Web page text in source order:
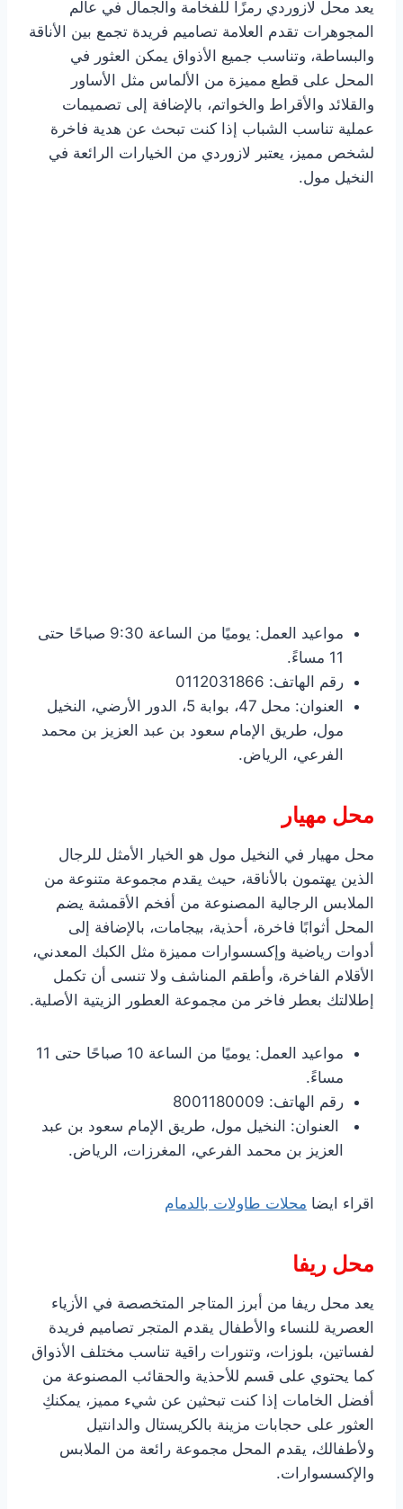
يعد محل لازوردي رمزًا للفخامة والجمال في عالم
المجوهرات تقدم العلامة تصاميم فريدة تجمع بين الأناقة
والبساطة، وتناسب جميع الأذواق يمكن العثور في
المحل على قطع مميزة من الألماس مثل الأساور
والقلائد والأقراط والخواتم، بالإضافة إلى تصميمات
عملية تناسب الشباب إذا كنت تبحث عن هدية فاخرة
لشخص مميز، يعتبر لازوردي من الخيارات الرائعة في
النخيل مول.
مواعيد العمل: يوميًا من الساعة 9:30 صباحًا حتى
11 مساءً.
رقم الهاتف: 0112031866
العنوان: محل 47، بوابة 5، الدور الأرضي، النخيل
مول، طريق الإمام سعود بن عبد العزيز بن محمد
الفرعي، الرياض.
محل مهيار
محل مهيار في النخيل مول هو الخيار الأمثل للرجال
الذين يهتمون بالأناقة، حيث يقدم مجموعة متنوعة من
الملابس الرجالية المصنوعة من أفخم الأقمشة يضم
المحل أثوابًا فاخرة، أحذية، بيجامات، بالإضافة إلى
أدوات رياضية وإكسسوارات مميزة مثل الكبك المعدني،
الأقلام الفاخرة، وأطقم المناشف ولا تنسى أن تكمل
إطلالتك بعطر فاخر من مجموعة العطور الزيتية الأصلية.
مواعيد العمل: يوميًا من الساعة 10 صباحًا حتى 11
مساءً.
رقم الهاتف: 8001180009
العنوان: النخيل مول، طريق الإمام سعود بن عبد
العزيز بن محمد الفرعي، المغرزات، الرياض.
اقراء ايضا محلات طاولات بالدمام
محل ريفا
يعد محل ريفا من أبرز المتاجر المتخصصة في الأزياء
العصرية للنساء والأطفال يقدم المتجر تصاميم فريدة
لفساتين، بلوزات، وتنورات راقية تناسب مختلف الأذواق
كما يحتوي على قسم للأحذية والحقائب المصنوعة من
أفضل الخامات إذا كنت تبحثين عن شيء مميز، يمكنكِ
العثور على حجابات مزينة بالكريستال والدانتيل
ولأطفالك، يقدم المحل مجموعة رائعة من الملابس
والإكسسوارات.